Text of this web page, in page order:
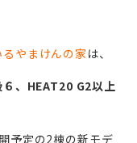
やまけんの家 は、
、HEAT20 G2以上
予定の2棟の新モデ